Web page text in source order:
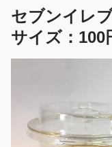
セブンイレ
サイズ：